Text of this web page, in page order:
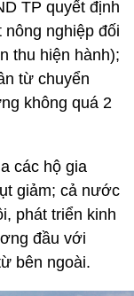
TP quyết định
nghiệp đối
thu hiện hành);
từ chuyển
không quá 2
các hộ gia
giảm; cả nước
phát triển kinh
đầu với
bên ngoài.